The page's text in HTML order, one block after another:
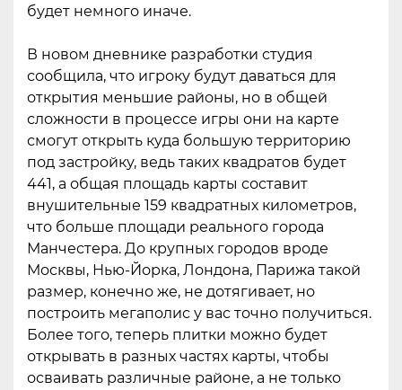
будет немного иначе.
В новом дневнике разработки студия
сообщила, что игроку будут даваться для
открытия меньшие районы, но в общей
сложности в процессе игры они на карте
смогут открыть куда большую территорию
под застройку, ведь таких квадратов будет
441, а общая площадь карты составит
внушительные 159 квадратных километров,
что больше площади реального города
Манчестера. До крупных городов вроде
Москвы, Нью-Йорка, Лондона, Парижа такой
размер, конечно же, не дотягивает, но
построить мегаполис у вас точно получиться.
Более того, теперь плитки можно будет
открывать в разных частях карты, чтобы
осваивать различные районе, а не только